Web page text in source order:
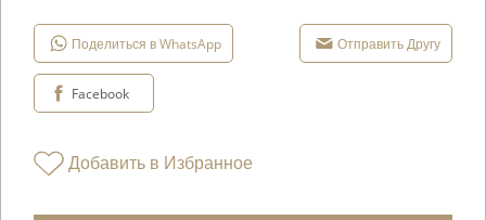
Поделиться в WhatsApp Отправить Другу
Facebook
Добавить в Избранное